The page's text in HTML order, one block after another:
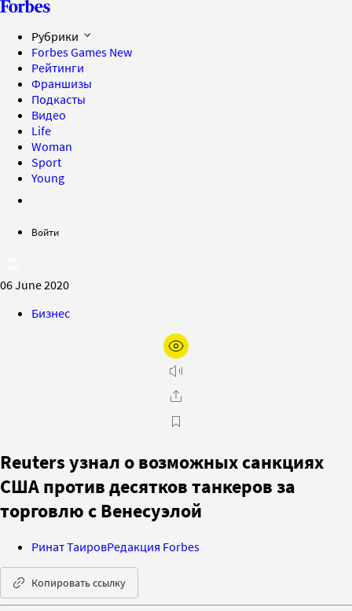
Рубрики
Forbes Games New
Рейтинги
Франшизы
Подкасты
Видео
Life
Woman
Sport
Young
Войти
06 June 2020
Бизнес
Reuters узнал о возможных санкциях
США против десятков танкеров за
торговлю с Венесуэлой
Ринат ТаировРедакция Forbes
Копировать ссылку